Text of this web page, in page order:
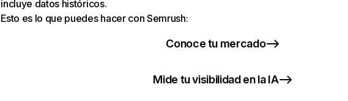
incluye datos históricos.
Esto es lo que puedes hacer con Semrush:
Conoce tu mercado
Mide tu visibilidad en la IA